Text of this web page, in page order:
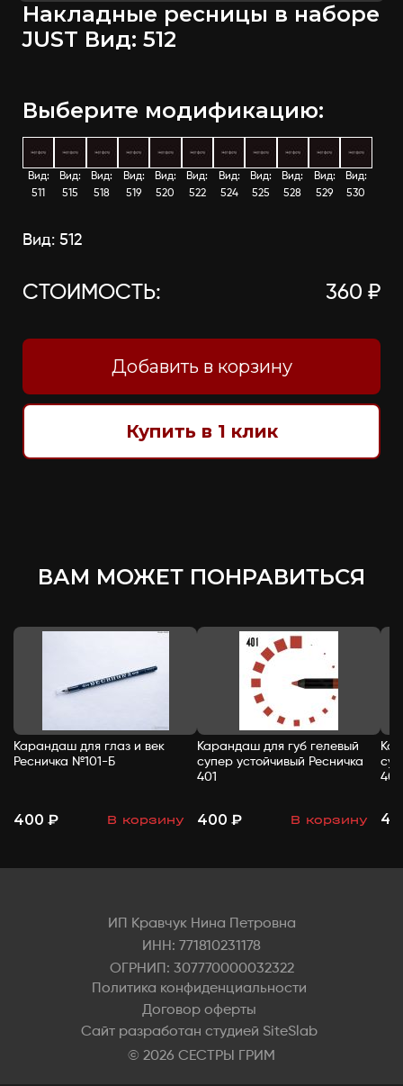
Накладные ресницы в наборе
JUST Вид: 512
Выберите модификацию:
Вид:
511
Вид:
515
Вид:
518
Вид:
519
Вид:
520
Вид:
522
Вид:
524
Вид:
525
Вид:
528
Вид:
529
Вид:
530
Вид: 512
СТОИМОСТЬ: 360 ₽
Добавить в корзину
Купить в 1 клик
ВАМ МОЖЕТ ПОНРАВИТЬСЯ
Карандаш для глаз и век
Ресничка №101-Б
400 ₽ В корзину
- +
Карандаш для губ гелевый
супер устойчивый Ресничка
401
400 ₽ В корзину
- +
402
ИП Кравчук Нина Петровна
ИНН: 771810231178
ОГРНИП: 307770000032322
Политика конфиденциальности
Договор оферты
Сайт разработан студией SiteSlab
© 2026 СЕСТРЫ ГРИМ